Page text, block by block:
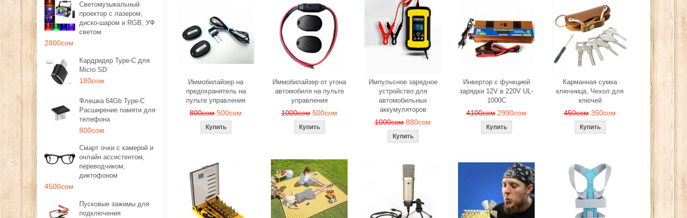
Светомузыкальный
проектор с лазером,
диско-шаром и RGB, УФ
светом
2800сом
Кардридер Type-C для
Micro SD
180сом
Флешка 64Gb Type-C
Расширение памяти для
телефона
800сом
Смарт очки с камерой и
онлайн ассистентом,
переводчиком,
диктофоном
4500сом
Пусковые зажимы для
подключения
Иммобилайзер на
предохранитель на
пульте управления
800сом 500сом
Иммобилайзер от угона
автомобиля на пульте
управления
1000сом 500сом
Импульсное зарядное
устройство для
автомобильных
аккумуляторов
1000сом 880сом
Инвертор с функцией
зарядки 12V в 220V UL-
1000C
4100сом 2990сом
Карманная сумка
ключница, Чехол для
ключей
450сом 350сом